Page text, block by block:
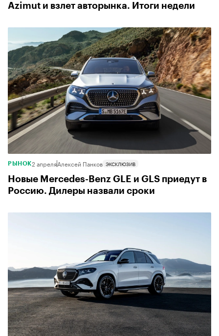
Azimut и взлет авторынка. Итоги недели
РЫНОК2 апреляАлексей Панков ЭКСКЛЮЗИВ
Новые Mercedes-Benz GLE и GLS приедут в
Россию. Дилеры назвали сроки